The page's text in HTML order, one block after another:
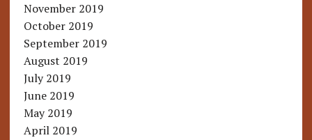
November 2019
October 2019
September 2019
August 2019
July 2019
June 2019
May 2019
April 2019